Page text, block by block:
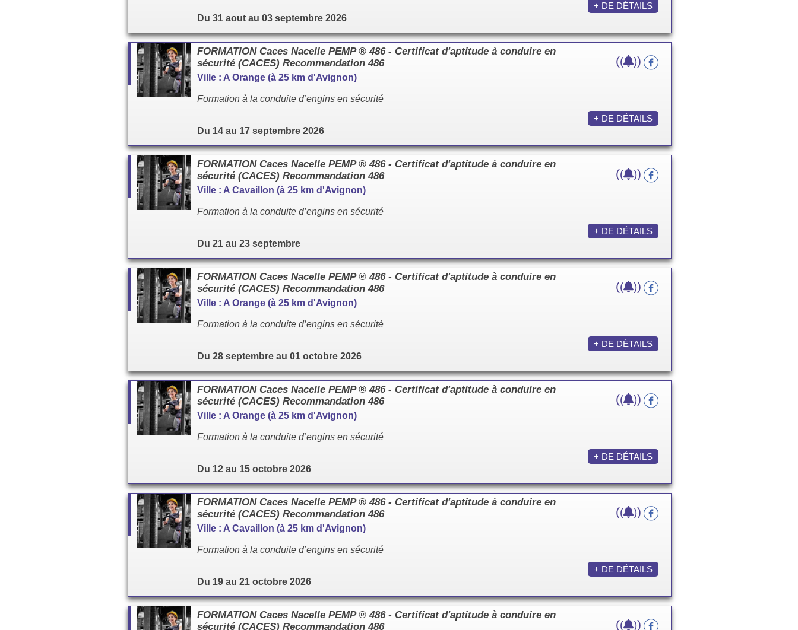
Du 31 aout au 03 septembre 2026
+ DE DÉTAILS
FORMATION Caces Nacelle PEMP ® 486 - Certificat d'aptitude à conduire en
sécurité (CACES) Recommandation 486
Ville : A Orange (à 25 km d'Avignon)
Formation à la conduite d’engins en sécurité
Du 14 au 17 septembre 2026
(( ))
+ DE DÉTAILS
FORMATION Caces Nacelle PEMP ® 486 - Certificat d'aptitude à conduire en
sécurité (CACES) Recommandation 486
Ville : A Cavaillon (à 25 km d'Avignon)
Formation à la conduite d’engins en sécurité
Du 21 au 23 septembre
(( ))
+ DE DÉTAILS
FORMATION Caces Nacelle PEMP ® 486 - Certificat d'aptitude à conduire en
sécurité (CACES) Recommandation 486
Ville : A Orange (à 25 km d'Avignon)
Formation à la conduite d’engins en sécurité
Du 28 septembre au 01 octobre 2026
(( ))
+ DE DÉTAILS
FORMATION Caces Nacelle PEMP ® 486 - Certificat d'aptitude à conduire en
sécurité (CACES) Recommandation 486
Ville : A Orange (à 25 km d'Avignon)
Formation à la conduite d’engins en sécurité
Du 12 au 15 octobre 2026
(( ))
+ DE DÉTAILS
FORMATION Caces Nacelle PEMP ® 486 - Certificat d'aptitude à conduire en
sécurité (CACES) Recommandation 486
Ville : A Cavaillon (à 25 km d'Avignon)
Formation à la conduite d’engins en sécurité
Du 19 au 21 octobre 2026
(( ))
+ DE DÉTAILS
FORMATION Caces Nacelle PEMP ® 486 - Certificat d'aptitude à conduire en
sécurité (CACES) Recommandation 486
(( ))